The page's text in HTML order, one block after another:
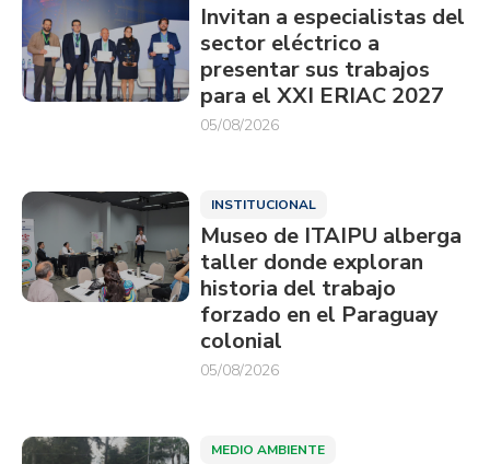
Invitan a especialistas del
sector eléctrico a
presentar sus trabajos
para el XXI ERIAC 2027
05/08/2026
INSTITUCIONAL
Museo de ITAIPU alberga
taller donde exploran
historia del trabajo
forzado en el Paraguay
colonial
05/08/2026
MEDIO AMBIENTE